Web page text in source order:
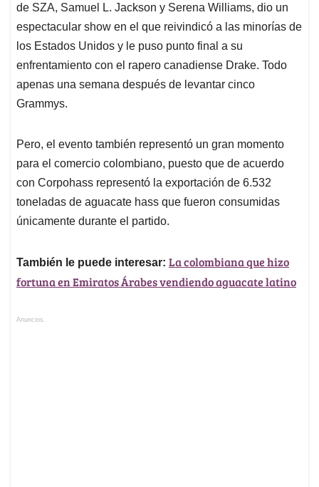
de SZA, Samuel L. Jackson y Serena Williams, dio un
espectacular show en el que reivindicó a las minorías de
los Estados Unidos y le puso punto final a su
enfrentamiento con el rapero canadiense Drake. Todo
apenas una semana después de levantar cinco
Grammys.
Pero, el evento también representó un gran momento
para el comercio colombiano, puesto que de acuerdo
con Corpohass representó la exportación de 6.532
toneladas de aguacate hass que fueron consumidas
únicamente durante el partido.
También le puede interesar: La colombiana que hizo
fortuna en Emiratos Árabes vendiendo aguacate latino
Anuncios.